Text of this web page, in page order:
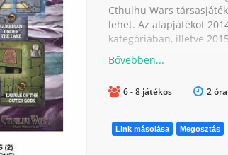
Cthulhu Wars
lehet. Az alapjátékot
kategóriában, illetve
6 - 8 játékos 2 óra
Link másolása Megosztás